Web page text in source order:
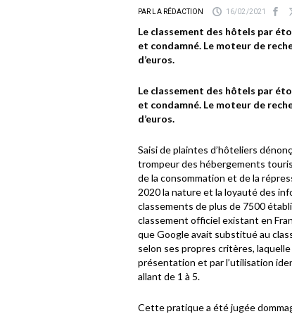
PAR LA RÉDACTION 16/02/2021
Le classement des hôtels par
et condamné. Le moteur de
d’euros.
Le classement des hôtels par
et condamné. Le moteur de
d’euros.
Saisi de plaintes d’hôteliers
trompeur des hébergements
de la consommation et de la
2020 la nature et la loyauté des
classements de plus de 7500
classement officiel existant en
que Google avait substitué au
selon ses propres critères,
présentation et par l’utilisation
allant de 1 à 5.
Cette pratique a été jugée